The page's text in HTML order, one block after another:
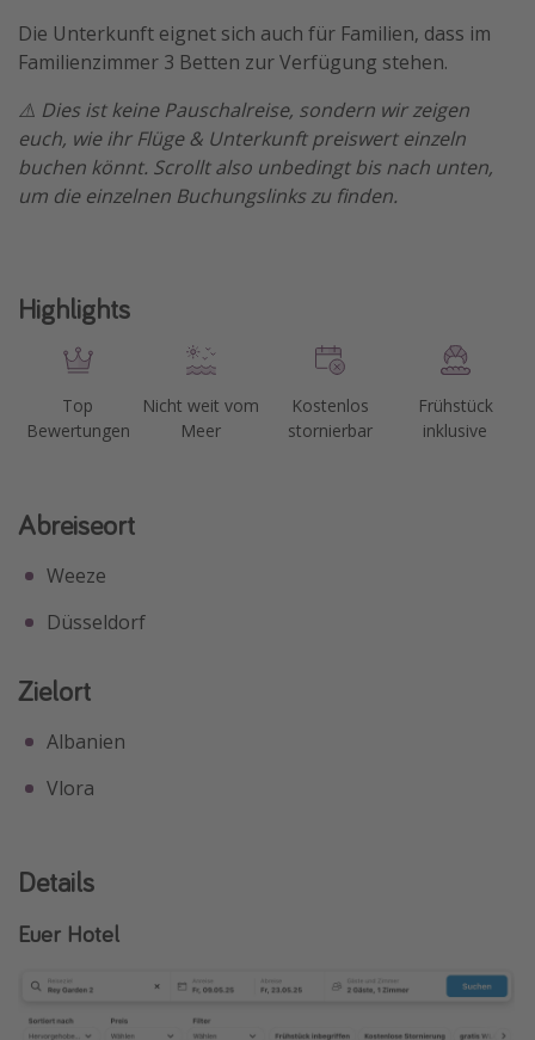
Die Unterkunft eignet sich auch für Familien, dass im
Familienzimmer 3 Betten zur Verfügung stehen.
⚠️ Dies ist keine Pauschalreise, sondern wir zeigen
euch, wie ihr Flüge & Unterkunft preiswert einzeln
buchen könnt. Scrollt also unbedingt bis nach unten,
um die einzelnen Buchungslinks zu finden.
Highlights
Top
Bewertungen
Nicht weit vom
Meer
Kostenlos
stornierbar
Frühstück
inklusive
Abreiseort
Weeze
Düsseldorf
Zielort
Albanien
Vlora
Details
Euer Hotel